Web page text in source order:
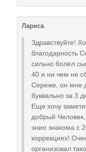
Лариса
Здравствуйте!
благодарность
сильно болел
40 и ни чем не
Сереже, он мне
буквально за 3
Еще хочу
добрый
энио знакома с
коррекциях!
организовал